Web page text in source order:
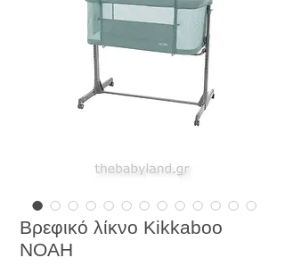
Βρεφικό λίκνο Kikkaboo
NOAH